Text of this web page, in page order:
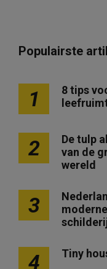
Populairste
1
8 tips
2
De tulp
van de
wereld
3
4 Tiny